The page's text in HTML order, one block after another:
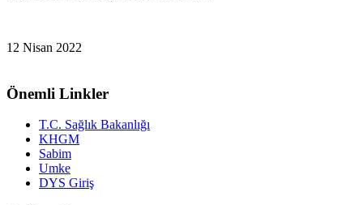
12 Nisan 2022
Önemli Linkler
T.C. Sağlık Bakanlığı
KHGM
Sabim
Umke
DYS Giriş